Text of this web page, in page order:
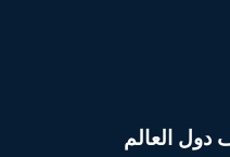
دول العالم